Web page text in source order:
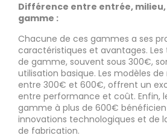
Différence entre entrée,
gamme :
Chacune de ces gammes a ses
caractéristiques et avantages. Les
de gamme, souvent sous 300€,
utilisation basique. Les modèles
entre 300€ et 600€, offrent un
entre performance et coût. Enfin,
gamme à plus de 600€
innovations technologiques et de
de fabrication.